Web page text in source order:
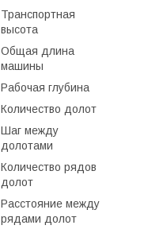
Транспортная
высота
Общая длина
машины
Рабочая глубина
Количество долот
Шаг между
долотами
Количество рядов
долот
Расстояние между
рядами долот